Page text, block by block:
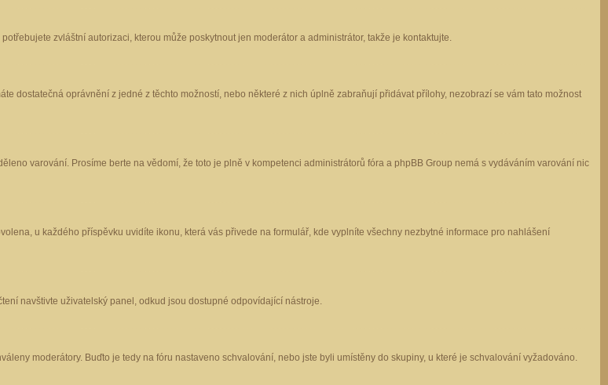
zvláštní autorizaci, kterou může poskytnout jen moderátor a administrátor, takže je kontaktujte.
dostatečná oprávnění z jedné z těchto možností, nebo některé z nich úplně zabraňují přidávat přílohy, nezobrazí se vám tato možnost
varování. Prosíme berte na vědomí, že toto je plně v kompetenci administrátorů fóra a phpBB Group nemá s vydáváním varování nic
u každého příspěvku uvidíte ikonu, která vás přivede na formulář, kde vyplníte všechny nezbytné informace pro nahlášení
navštivte uživatelský panel, odkud jsou dostupné odpovídající nástroje.
moderátory. Buďto je tedy na fóru nastaveno schvalování, nebo jste byli umístěny do skupiny, u které je schvalování vyžadováno.